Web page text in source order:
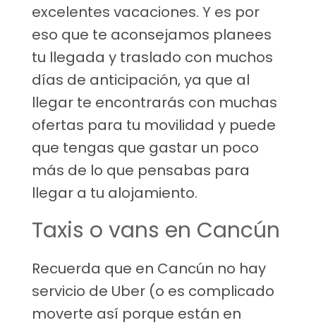
excelentes vacaciones. Y es por
eso que te aconsejamos planees
tu llegada y traslado con muchos
días de anticipación, ya que al
llegar te encontrarás con muchas
ofertas para tu movilidad y puede
que tengas que gastar un poco
más de lo que pensabas para
llegar a tu alojamiento.
Taxis o vans en Cancún
Recuerda que en Cancún no hay
servicio de Uber (o es complicado
moverte así porque están en